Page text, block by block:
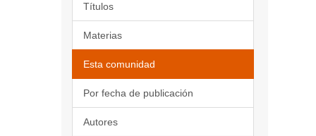
Títulos
Materias
Esta comunidad
Por fecha de publicación
Autores